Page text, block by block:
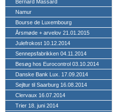
Bernard Massard
Namur
Bourse de Luxembourg
Årsmøde + arvelov 21.01.2015
Julefrokost 10.12.2014
Sennepsfabrikken 04.11.2014
Besøg hos Eurocontrol 03.10.2014
Danske Bank Lux. 17.09.2014
Sejltur til Saarburg 16.08.2014
Clervaux 16.07.2014
Trier 18. juni 2014